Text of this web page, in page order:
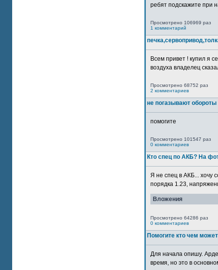
ребят подскажите при
Просмотрено 106969 раз
1 комментарий
Всем привет ! купил я
воздуха владелец
Просмотрено 68752 раз
2 комментариев
не погазывают обороты
помогите
Просмотрено 101547 раз
0 комментариев
Кто спец по АКБ? На
Я не спец в АКБ... хочу
порядка 1.23,
Вложения
Просмотрено 64286 раз
0 комментариев
Помогите кто чем может
Для начала опишу.
время, но это в